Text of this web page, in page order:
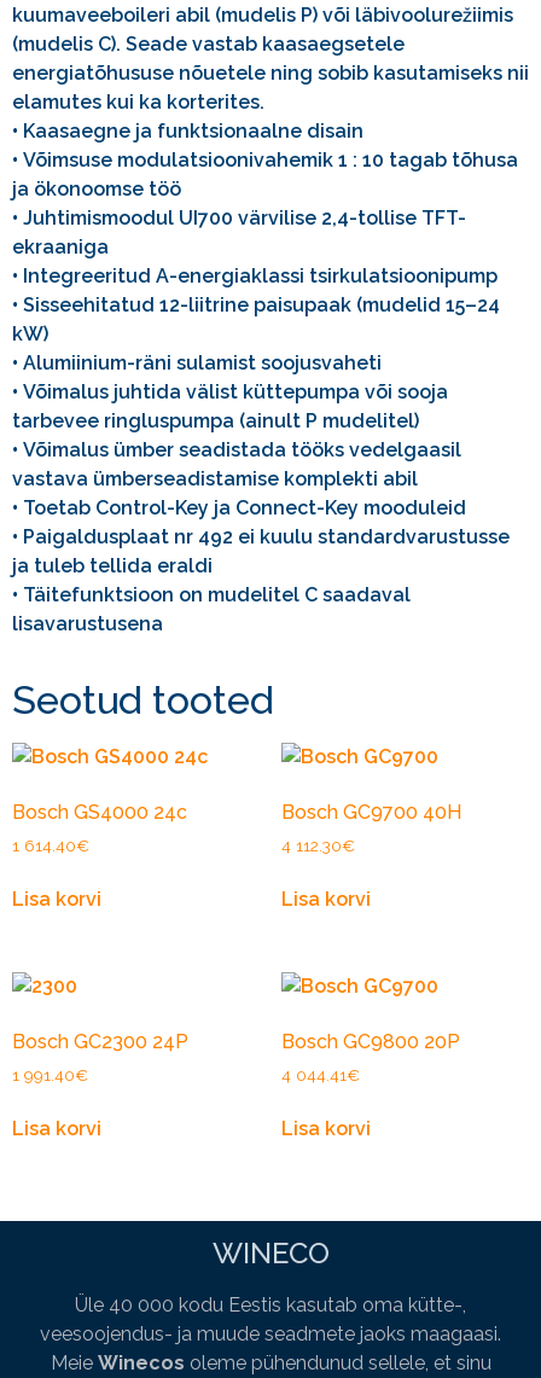
kuumaveeboileri abil (mudelis P) või läbivoolurežiimis
(mudelis C). Seade vastab kaasaegsetele
energiatõhususe nõuetele ning sobib kasutamiseks nii
elamutes kui ka korterites.
• Kaasaegne ja funktsionaalne disain
• Võimsuse modulatsioonivahemik 1 : 10 tagab tõhusa
ja ökonoomse töö
• Juhtimismoodul UI700 värvilise 2,4-tollise TFT-
ekraaniga
• Integreeritud A-energiaklassi tsirkulatsioonipump
• Sisseehitatud 12-liitrine paisupaak (mudelid 15–24
kW)
• Alumiinium-räni sulamist soojusvaheti
• Võimalus juhtida välist küttepumpa või sooja
tarbevee ringluspumpa (ainult P mudelitel)
• Võimalus ümber seadistada tööks vedelgaasil
vastava ümberseadistamise komplekti abil
• Toetab Control-Key ja Connect-Key mooduleid
• Paigaldusplaat nr 492 ei kuulu standardvarustusse
ja tuleb tellida eraldi
• Täitefunktsioon on mudelitel C saadaval
lisavarustusena
Seotud tooted
Bosch GS4000 24c
1 614.40€
Lisa korvi
Bosch GC9700 40H
4 112.30€
Lisa korvi
Bosch GC2300 24P
1 991.40€
Lisa korvi
Bosch GC9800 20P
4 044.41€
Lisa korvi
WINECO
Üle 40 000 kodu Eestis kasutab oma kütte-,
veesoojendus- ja muude seadmete jaoks maagaasi.
Meie Winecos oleme pühendunud sellele, et sinu